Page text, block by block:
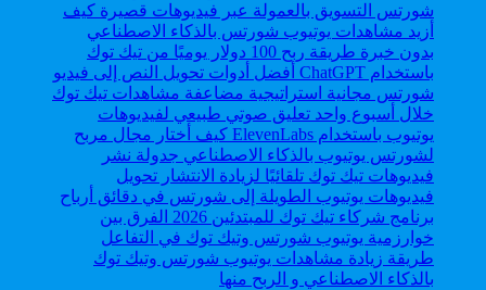
طريقة زيادة مشاهدات يوتيوب شورتس وتيك توك
بالذكاء الاصطناعي و الربح منها